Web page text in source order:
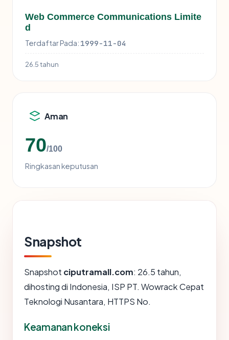
Web Commerce Communications Limite
d
Terdaftar Pada: 1999-11-04
26.5 tahun
Aman
70/100
Ringkasan keputusan
Snapshot
Snapshot ciputramall.com: 26.5 tahun,
dihosting di Indonesia, ISP PT. Wowrack Cepat
Teknologi Nusantara, HTTPS No.
Keamanan koneksi